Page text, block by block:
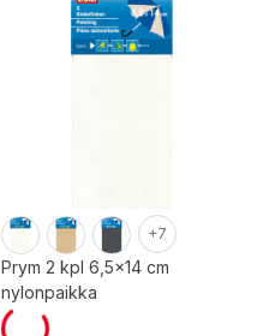
+7
Prym 2 kpl 6,5x14 cm
nylonpaikka